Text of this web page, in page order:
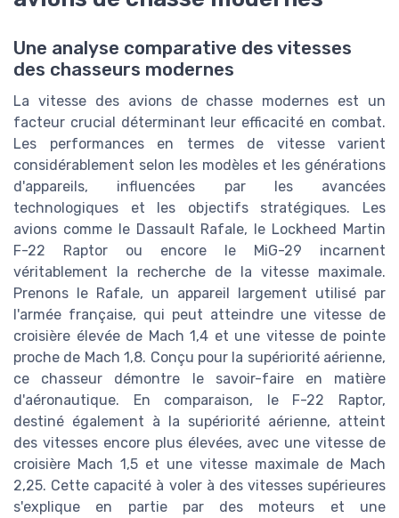
Une analyse comparative des vitesses
des chasseurs modernes
La vitesse des avions de chasse modernes est un
facteur crucial déterminant leur efficacité en combat.
Les performances en termes de vitesse varient
considérablement selon les modèles et les générations
d'appareils, influencées par les avancées
technologiques et les objectifs stratégiques. Les
avions comme le Dassault Rafale, le Lockheed Martin
F-22 Raptor ou encore le MiG-29 incarnent
véritablement la recherche de la vitesse maximale.
Prenons le Rafale, un appareil largement utilisé par
l'armée française, qui peut atteindre une vitesse de
croisière élevée de Mach 1,4 et une vitesse de pointe
proche de Mach 1,8. Conçu pour la supériorité aérienne,
ce chasseur démontre le savoir-faire en matière
d'aéronautique. En comparaison, le F-22 Raptor,
destiné également à la supériorité aérienne, atteint
des vitesses encore plus élevées, avec une vitesse de
croisière Mach 1,5 et une vitesse maximale de Mach
2,25. Cette capacité à voler à des vitesses supérieures
s'explique en partie par des moteurs et une